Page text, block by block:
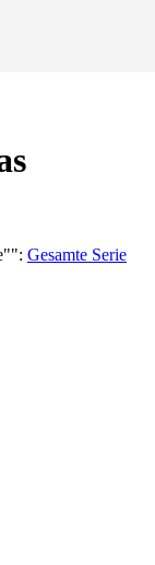
": Gesamte Serie